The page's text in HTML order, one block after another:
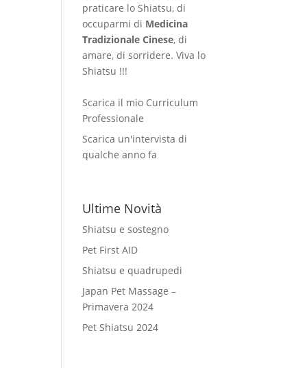
praticare lo Shiatsu, di
occuparmi di Medicina
Tradizionale Cinese, di
amare, di sorridere. Viva lo
Shiatsu !!!
Scarica il mio Curriculum
Professionale
Scarica un'intervista di
qualche anno fa
Ultime Novità
Shiatsu e sostegno
Pet First AID
Shiatsu e quadrupedi
Japan Pet Massage –
Primavera 2024
Pet Shiatsu 2024